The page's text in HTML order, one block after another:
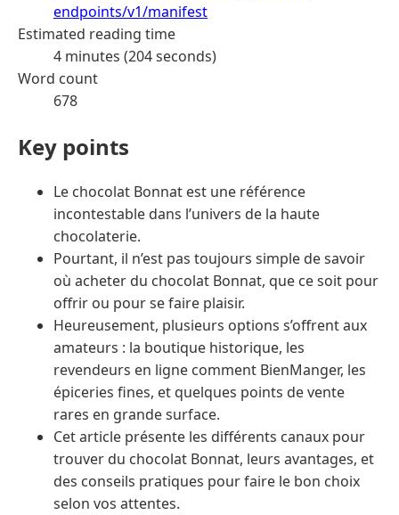
endpoints/v1/manifest
Estimated reading time
4 minutes (204 seconds)
Word count
678
Key points
Le chocolat Bonnat est une référence
incontestable dans l’univers de la haute
chocolaterie.
Pourtant, il n’est pas toujours simple de savoir
où acheter du chocolat Bonnat, que ce soit pour
offrir ou pour se faire plaisir.
Heureusement, plusieurs options s’offrent aux
amateurs : la boutique historique, les
revendeurs en ligne comment BienManger, les
épiceries fines, et quelques points de vente
rares en grande surface.
Cet article présente les différents canaux pour
trouver du chocolat Bonnat, leurs avantages, et
des conseils pratiques pour faire le bon choix
selon vos attentes.